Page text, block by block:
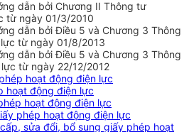
dẫn bởi Chương II Thông tư
từ ngày 01/3/2010
dẫn bởi Điều 5 và Chương 3 Thông
từ ngày 01/8/2013
dẫn bởi Điều 5 và Chương 3 Thông
từ ngày 22/12/2012
hoạt động điện lực
hoạt động điện lực
hoạt động điện lực
phép hoạt động điện lực
sửa đổi, bổ sung giấy phép hoạt